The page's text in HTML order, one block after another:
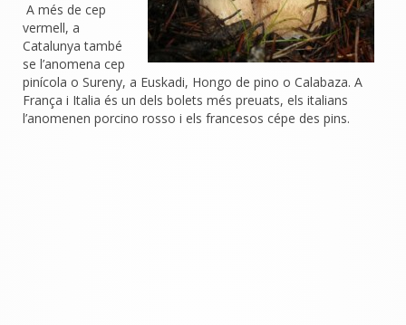
A més de cep
vermell, a
Catalunya també
se l’anomena cep
pinícola o Sureny, a Euskadi, Hongo de pino o Calabaza. A
França i Italia és un dels bolets més preuats, els italians
l’anomenen porcino rosso i els francesos cépe des pins.